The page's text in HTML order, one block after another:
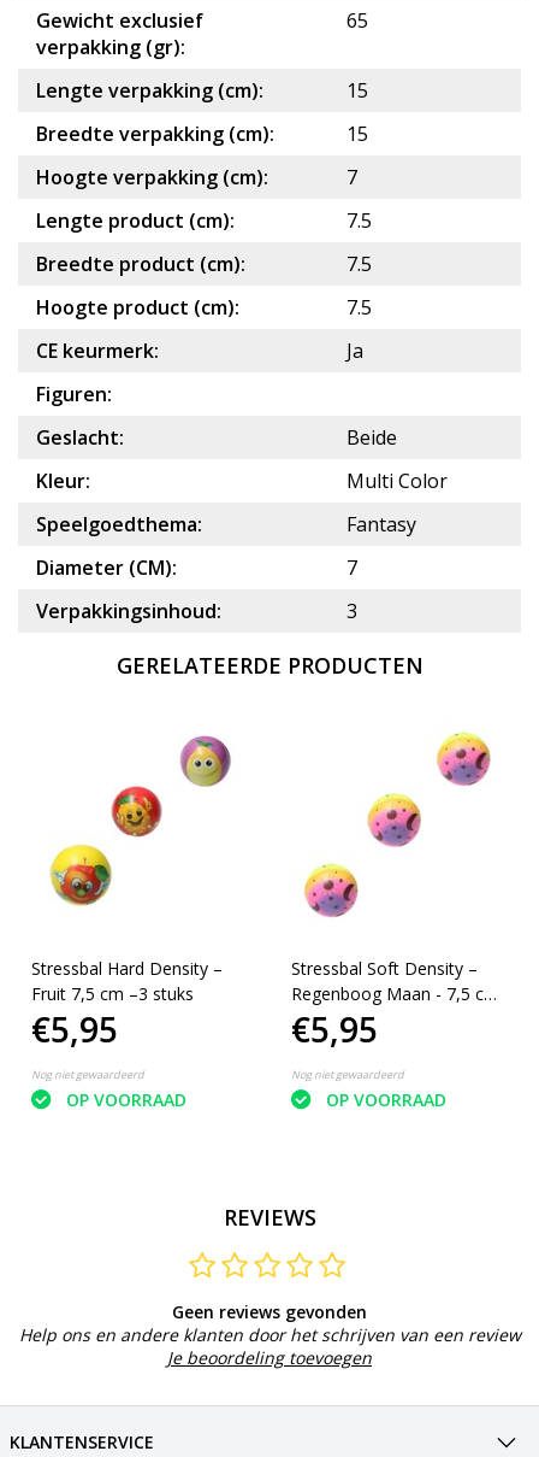
Gewicht exclusief
verpakking (gr):
65
Lengte verpakking (cm):
15
Breedte verpakking (cm):
15
Hoogte verpakking (cm):
7
Lengte product (cm):
7.5
Breedte product (cm):
7.5
Hoogte product (cm):
7.5
CE keurmerk:
Ja
Figuren:
Geslacht:
Beide
Kleur:
Multi Color
Speelgoedthema:
Fantasy
Diameter (CM):
7
Verpakkingsinhoud:
3
GERELATEERDE PRODUCTEN
Stressbal Hard Density –
Fruit 7,5 cm –3 stuks
€5,95
Nog niet gewaardeerd
OP VOORRAAD
Stressbal Soft Density –
Regenboog Maan - 7,5 cm
– 3 stuks
€5,95
Nog niet gewaardeerd
OP VOORRAAD
REVIEWS
Geen reviews gevonden
Help ons en andere klanten door het schrijven van een review
Je beoordeling toevoegen
KLANTENSERVICE